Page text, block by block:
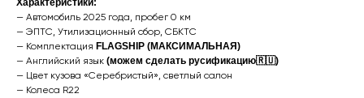
— Автомобиль 2025 года, пробег 0 км
— ЭПТС, Утилизационный сбор, СБКТС
— Комплектация FLAGSHIP (МАКСИМАЛЬНАЯ)
— Английский язык (можем сделать русификацию🇷🇺)
— Цвет кузова «Серебристый», светлый салон
— Колеса R22